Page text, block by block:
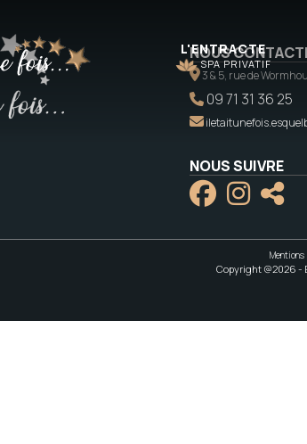
L'ENTRACTE
SPA PRIVATIF
NOUS
3 & 5, rue de
09 71 31 36 25
NOUS SUIVRE
Mentions
Copyright @2026 -